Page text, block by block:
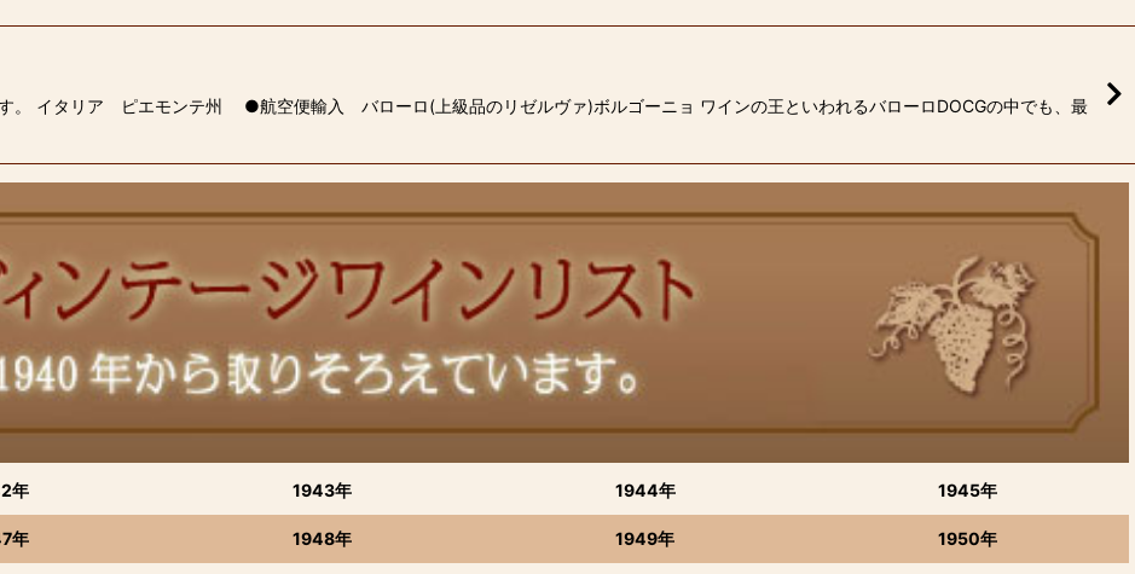
。 イタリア ピエモンテ州 ●航空便輸入 バローロ(上級品のリゼルヴァ)ボルゴーニョ ワインの王といわれるバローロDOCGの中でも、最
年 1943年 1944年 1945年
年 1948年 1949年 1950年